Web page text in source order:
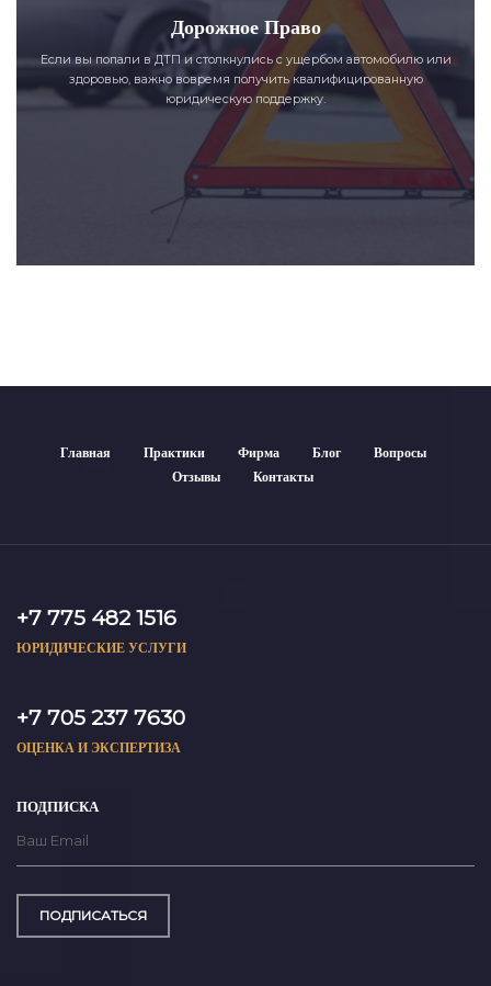
Дорожное Право
Если вы попали в ДТП и столкнулись с ущербом автомобилю или
здоровью, важно вовремя получить квалифицированную
юридическую поддержку.
Главная Практики Фирма Блог
Вопросы
Отзывы
Контакты
+7 775 482 1516
ЮРИДИЧЕСКИЕ УСЛУГИ
+7 705 237 7630
ОЦЕНКА И ЭКСПЕРТИЗА
ПОДПИСКА
ПОДПИСАТЬСЯ